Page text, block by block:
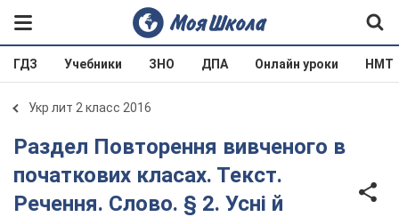
ГДЗ Учебники ЗНО ДПА Онлайн уроки НМТ
Укр лит 2 класс 2016
Раздел Повторення вивченого в
початкових класах. Текст.
Речення. Слово. § 2. Усні й